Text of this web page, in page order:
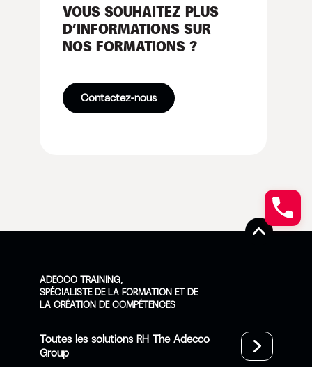
VOUS SOUHAITEZ PLUS
D’INFORMATIONS SUR
NOS FORMATIONS ?
Contactez-nous
ADECCO TRAINING,
SPÉCIALISTE DE LA FORMATION ET DE
LA CRÉATION DE COMPÉTENCES
Toutes les solutions RH The Adecco
Group